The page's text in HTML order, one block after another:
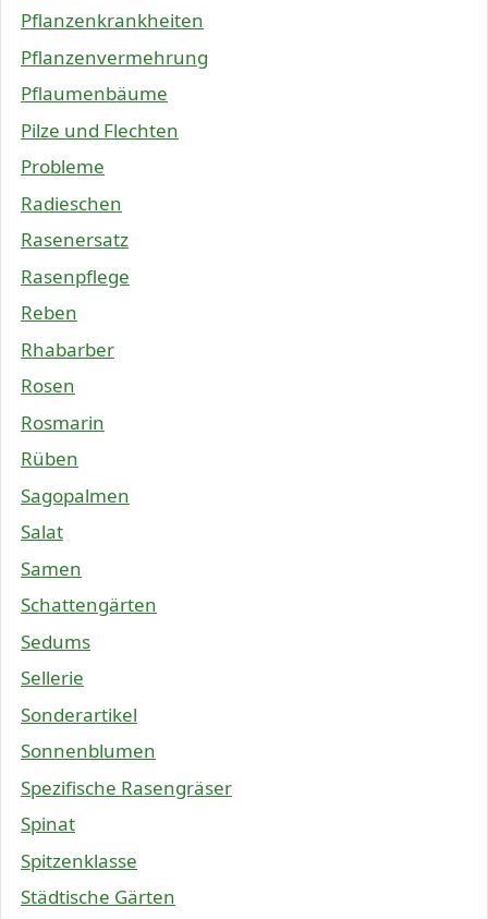
Pflanzenkrankheiten
Pflanzenvermehrung
Pflaumenbäume
Pilze und Flechten
Probleme
Radieschen
Rasenersatz
Rasenpflege
Reben
Rhabarber
Rosen
Rosmarin
Rüben
Sagopalmen
Salat
Samen
Schattengärten
Sedums
Sellerie
Sonderartikel
Sonnenblumen
Spezifische Rasengräser
Spinat
Spitzenklasse
Städtische Gärten